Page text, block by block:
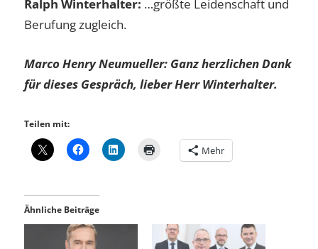
Ralph Winterhalter: …größte Leidenschaft und
Berufung zugleich.
Marco Henry Neumueller: Ganz herzlichen Dank
für dieses Gespräch, lieber Herr Winterhalter.
Teilen mit:
Mehr
Ähnliche Beiträge